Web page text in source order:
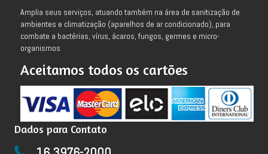
Amplia seus serviços, atuando também na área de sanitização de
ambientes e climatização (aparelhos de ar condicionado), para
combate a bactérias, vírus, ácaros, fungos, germes e micro-
organismos
Aceitamos todos os cartões
Dados para Contato